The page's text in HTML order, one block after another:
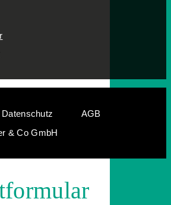
AGB
& Co GmbH